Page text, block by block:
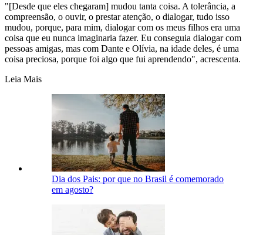
"[Desde que eles chegaram] mudou tanta coisa. A tolerância, a
compreensão, o ouvir, o prestar atenção, o dialogar, tudo isso
mudou, porque, para mim, dialogar com os meus filhos era uma
coisa que eu nunca imaginaria fazer. Eu conseguia dialogar com
pessoas amigas, mas com Dante e Olívia, na idade deles, é uma
coisa preciosa, porque foi algo que fui aprendendo", acrescenta.
Leia Mais
Dia dos Pais: por que no Brasil é comemorado
em agosto?